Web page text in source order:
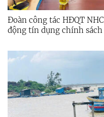
Đoàn công tác HĐQT NHCSXH
động tín dụng chính